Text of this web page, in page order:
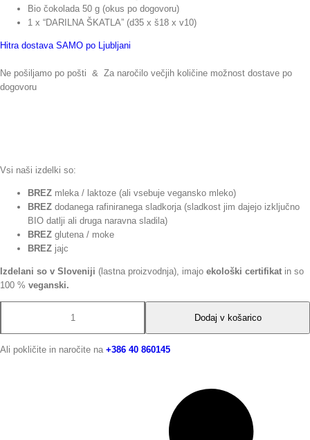
Bio čokolada 50 g (okus po dogovoru)
1 x “DARILNA ŠKATLA” (d35 x š18 x v10)
Hitra dostava SAMO po Ljubljani
Ne pošiljamo po pošti & Za naročilo večjih količine možnost dostave po
dogovoru
Vsi naši izdelki so:
BREZ mleka / laktoze (ali vsebuje vegansko mleko)
BREZ dodanega rafiniranega sladkorja (sladkost jim dajejo izključno
BIO datlji ali druga naravna sladila)
BREZ glutena / moke
BREZ jajc
Izdelani so v Sloveniji (lastna proizvodnja), imajo ekološki certifikat in so
100 % veganski.
Dodaj v košarico
Ali pokličite in naročite na +386 40 860145